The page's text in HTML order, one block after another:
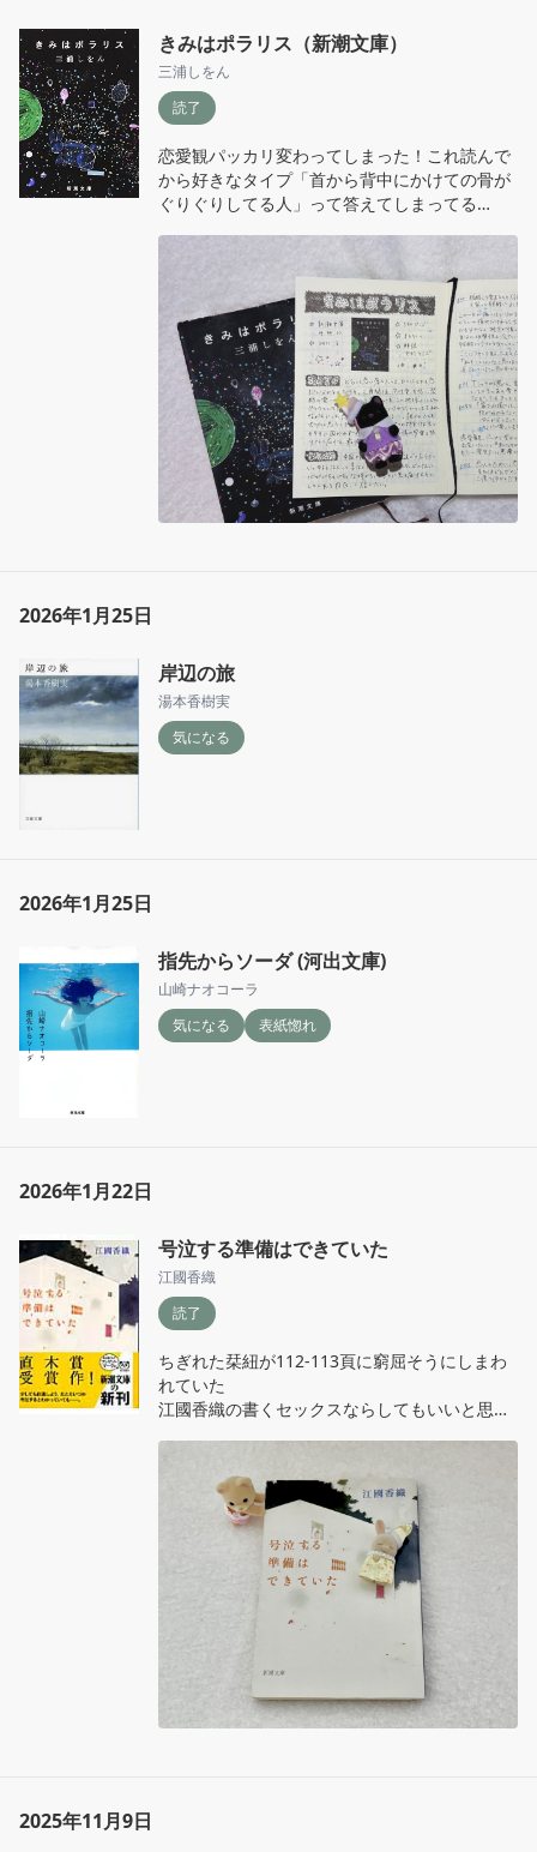
きみはポラリス（新潮文庫）
三浦しをん
読了
恋愛観パッカリ変わってしまった！これ読んで
から好きなタイプ「首から背中にかけての骨が
ぐりぐりしてる人」って答えてしまってる
あるいは、出刃包丁じゃなくて果物ナイフを向
けられているときの気持ち
『私たちがしたこと』、起きてからもう一度見
たいと思う悪夢みたいに頭から離れない
そういえば、高校生の時話したことないけど気
になるクラスの女の子が読んでた
❝残酷さを愛するのを信条としている。だから
たまに、無神経を装って残酷にふるまいたくな
る。(p22,『永遠に完成しない二通の手紙』)
2026年1月25日
岸辺の旅
湯本香樹実
気になる
2026年1月25日
指先からソーダ (河出文庫)
山崎ナオコーラ
気になる
表紙惚れ
2026年1月22日
号泣する準備はできていた
江國香織
読了
ちぎれた栞紐が112-113頁に窮屈そうにしまわ
れていた
江國香織の書くセックスならしてもいいと思う
❝ 自由とは、それ以上失うもののない孤独な状
態のことだ。(p178,『手』)
❝傍若無人で、こわいものなしだった。あるい
は、何かを恐れることだけを恐れた。(p200,
『号泣する準備はできていた』)
2025年11月9日